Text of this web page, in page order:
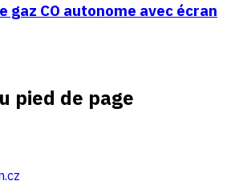
gaz CO autonome avec écran
pied de page